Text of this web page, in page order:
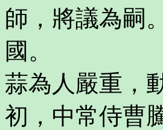
師，將議為嗣
國。
蒜為人嚴重，
初，中常侍曹